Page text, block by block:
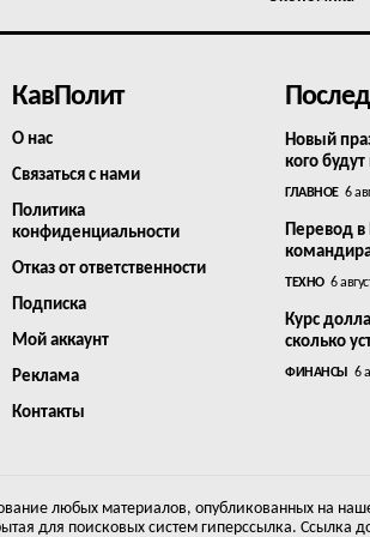
КавПолит
О нас
Связаться с нами
Политика
конфиденциальности
Отказ от ответственности
Подписка
Мой аккаунт
Реклама
Контакты
Новый
кого
ГЛАВНОЕ 6
Перевод
ТЕХНО 6
Курс
сколько
ФИНАНСЫ 6
любых материалов, опубликованных на
для поисковых систем гиперссылка.